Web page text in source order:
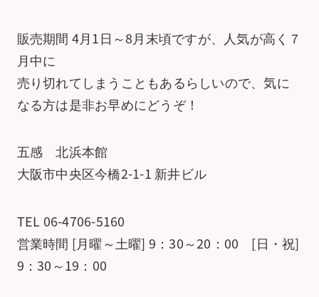
販売期間 4月1日～8月末頃ですが、人気が高く７
月中に
売り切れてしまうこともあるらしいので、気に
なる方は是非お早めにどうぞ！
五感 北浜本館
大阪市中央区今橋2-1-1 新井ビル
TEL 06-4706-5160
営業時間 [月曜～土曜] 9：30～20：00 [日・祝]
9：30～19：00